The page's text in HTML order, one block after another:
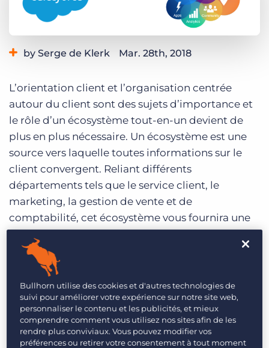
Planifier une démo
by Serge de Klerk Mar. 28th, 2018
L’orientation client et l’organisation centrée
autour du client sont des sujets d’importance et
le rôle d’un écosystème tout-en-un devient de
plus en plus nécessaire. Un écosystème est une
source vers laquelle toutes informations sur le
client convergent. Reliant différents
départements tels que le service client, le
marketing, la gestion de vente et de
comptabilité, cet écosystème vous fournira une
effet, Salesforce
plateforme sur le
cloud, offre de multiples options. Dans ce blog,
je vais vous présenter les 5 principaux avantages
naissant de l’utilisation de Salesforce.
#1 La flexibilité
Bullhorn utilise des cookies et d'autres technologies de
suivi pour améliorer votre expérience sur notre site web,
personnaliser le contenu et les publicités, et mieux
comprendre comment vous utilisez nos sites afin de les
rendre plus conviviaux. Vous pouvez modifier vos
préférences ou retirer votre consentement à tout moment